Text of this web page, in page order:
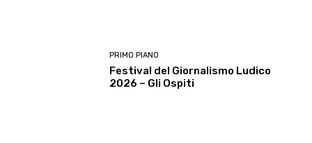
PRIMO PIANO
Festival del Giornalismo Ludico
2026 – Gli Ospiti